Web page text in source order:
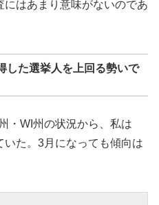
はあまり意味がないのであ
した選挙人を上回る勢いで
・WI州の状況から、私は
いた。3月になっても傾向は